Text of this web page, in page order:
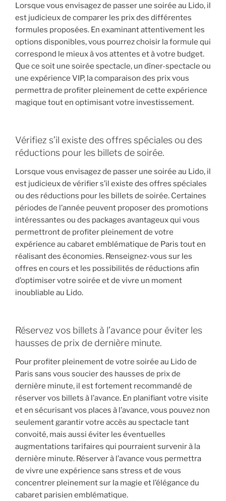
Lorsque vous envisagez de passer une soirée au Lido, il
est judicieux de comparer les prix des différentes
formules proposées. En examinant attentivement les
options disponibles, vous pourrez choisir la formule qui
correspond le mieux à vos attentes et à votre budget.
Que ce soit une soirée spectacle, un dîner-spectacle ou
une expérience VIP, la comparaison des prix vous
permettra de profiter pleinement de cette expérience
magique tout en optimisant votre investissement.
Vérifiez s’il existe des offres spéciales ou des
réductions pour les billets de soirée.
Lorsque vous envisagez de passer une soirée au Lido, il
est judicieux de vérifier s’il existe des offres spéciales
ou des réductions pour les billets de soirée. Certaines
périodes de l’année peuvent proposer des promotions
intéressantes ou des packages avantageux qui vous
permettront de profiter pleinement de votre
expérience au cabaret emblématique de Paris tout en
réalisant des économies. Renseignez-vous sur les
offres en cours et les possibilités de réductions afin
d’optimiser votre soirée et de vivre un moment
inoubliable au Lido.
Réservez vos billets à l’avance pour éviter les
hausses de prix de dernière minute.
Pour profiter pleinement de votre soirée au Lido de
Paris sans vous soucier des hausses de prix de
dernière minute, il est fortement recommandé de
réserver vos billets à l’avance. En planifiant votre visite
et en sécurisant vos places à l’avance, vous pouvez non
seulement garantir votre accès au spectacle tant
convoité, mais aussi éviter les éventuelles
augmentations tarifaires qui pourraient survenir à la
dernière minute. Réserver à l’avance vous permettra
de vivre une expérience sans stress et de vous
concentrer pleinement sur la magie et l’élégance du
cabaret parisien emblématique.